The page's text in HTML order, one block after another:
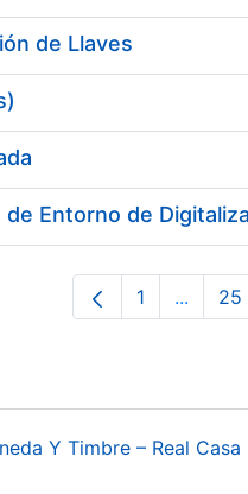
de Llaves
Entorno de
Página
1 ... 25
Y Timbre – Real